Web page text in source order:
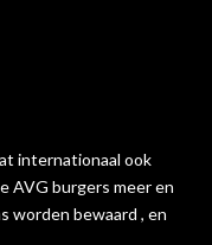
internationaal ook
AVG burgers meer en
worden bewaard , en